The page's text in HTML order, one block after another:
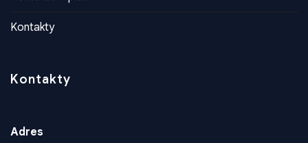
Kontakty
Kontakty
Adres